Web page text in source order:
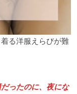
る洋服えらびが難
ったのに、夜にな